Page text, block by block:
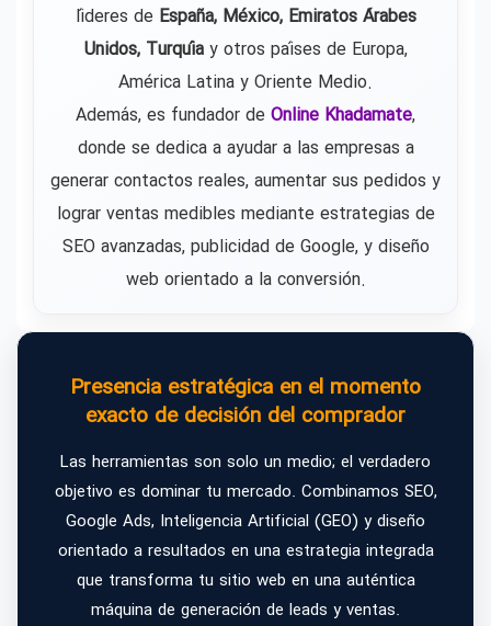
líderes de España, México, Emiratos Árabes
Unidos, Turquíay otros países de Europa,
América Latina y Oriente Medio.
Además, es fundador de Online Khadamate,
donde se dedica a ayudar a las empresas a
generar contactos reales, aumentar sus pedidos y
lograr ventas medibles mediante estrategias de
SEO avanzadas, publicidad de Google, y diseño
web orientado a la conversión.
Presencia estratégica en el momento
exacto de decisión del comprador
Las herramientas son solo un medio; el verdadero
objetivo es dominar tu mercado. Combinamos SEO,
Google Ads, Inteligencia Artificial (GEO) y diseño
orientado a resultados en una estrategia integrada
que transforma tu sitio web en una auténtica
máquina de generación de leads y ventas.